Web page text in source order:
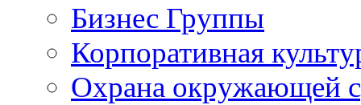
Бизнес Группы
Корпоративная
Охрана окружающей